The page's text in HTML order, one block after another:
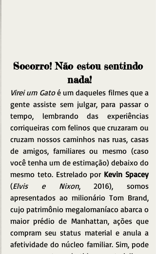
Socorro! Não estou sentindo
nada!
Virei um Gato é um daqueles filmes que a
gente assiste sem julgar, para passar o
tempo, lembrando das experiências
corriqueiras com felinos que cruzaram ou
cruzam nossos caminhos nas ruas, casas
de amigos, familiares ou mesmo (caso
você tenha um de estimação) debaixo do
mesmo teto. Estrelado por
Kevin Spacey
(Elvis e Nixon, 2016), somos
apresentados ao milionário Tom Brand,
cujo patrimônio megalomaníaco abarca o
maior prédio de Manhattan, ações que
compram seu status material e anula a
afetividade do núcleo familiar. Sim, pode